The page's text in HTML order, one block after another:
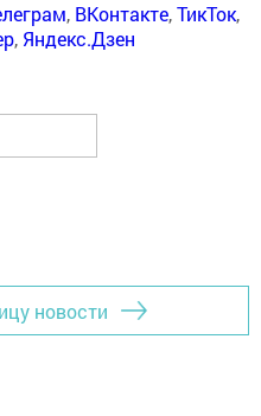
, ВКонтакте,ТикТок,
, Яндекс.Дзен
новости